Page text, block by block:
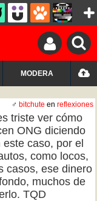
MODERA
♂ bitchute en reflexiones
triste ver cómo
ONG diciendo
caso, por el
como locos,
casos, ese dinero
muchos de
TQD